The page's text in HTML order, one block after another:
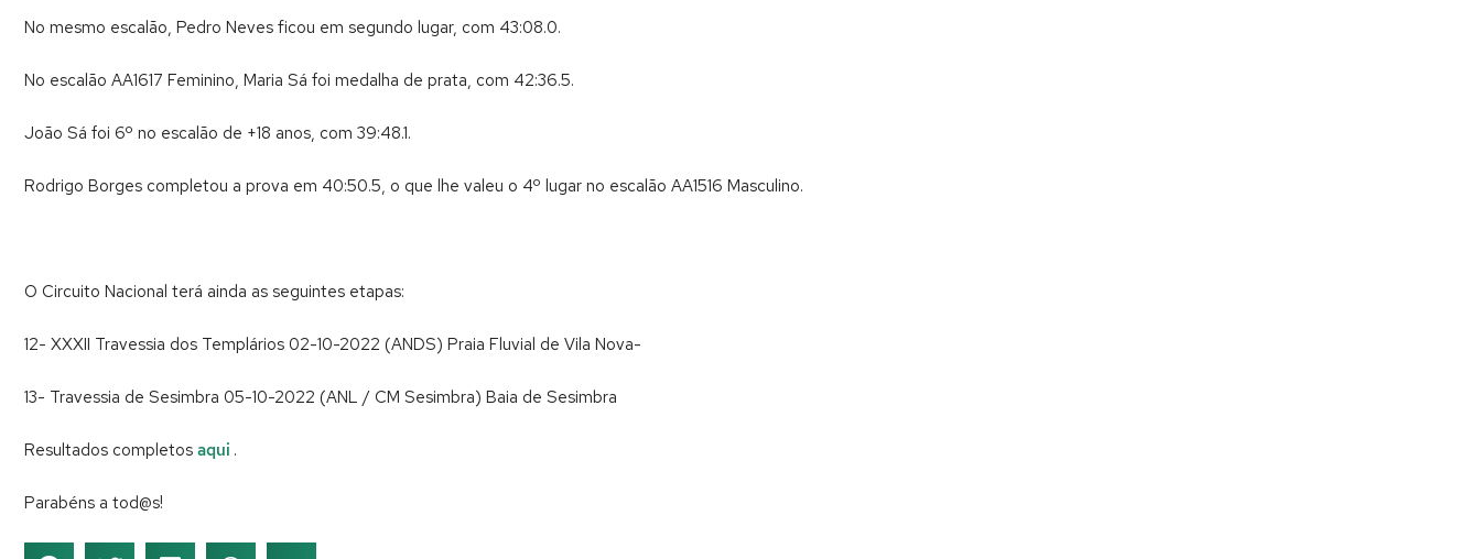
No mesmo escalão, Pedro Neves ficou em segundo lugar, com 43:08.0.
No escalão AA1617 Feminino, Maria Sá foi medalha de prata, com 42:36.5.
João Sá foi 6º no escalão de +18 anos, com 39:48.1.
Rodrigo Borges completou a prova em 40:50.5, o que lhe valeu o 4º lugar no escalão AA1516 Masculino.
O Circuito Nacional terá ainda as seguintes etapas:
12- XXXII Travessia dos Templários 02-10-2022 (ANDS) Praia Fluvial de Vila Nova-
13- Travessia de Sesimbra 05-10-2022 (ANL / CM Sesimbra) Baia de Sesimbra
Resultados completos aqui .
Parabéns a tod@s!